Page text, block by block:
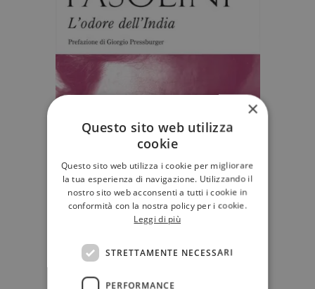
×
Questo sito web utilizza
cookie
Questo sito web utilizza i cookie per migliorare
la tua esperienza di navigazione. Utilizzando il
nostro sito web acconsenti a tutti i cookie in
conformità con la nostra policy per i cookie.
Leggi di più
STRETTAMENTE NECESSARI
PERFORMANCE